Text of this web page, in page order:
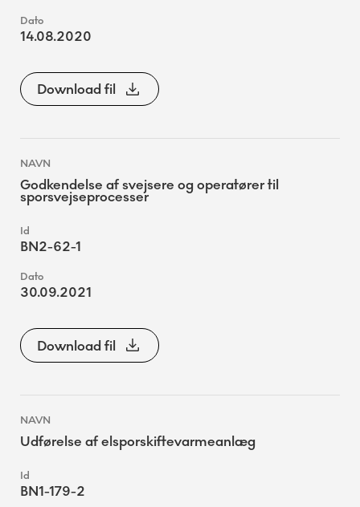
14.08.2020
Download fil
Godkendelse af svejsere og operatører til
sporsvejseprocesser
BN2-62-1
30.09.2021
Download fil
Udførelse af elsporskiftevarmeanlæg
BN1-179-2